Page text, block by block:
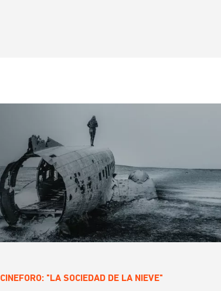
CINEFORO: "LA SOCIEDAD DE LA NIEVE"